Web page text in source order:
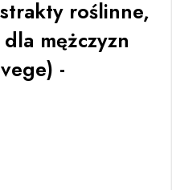
roślinne,
mężczyzn
-